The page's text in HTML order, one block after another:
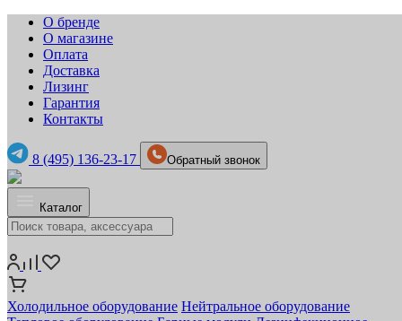
О бренде
О магазине
Оплата
Доставка
Лизинг
Гарантия
Контакты
8 (495) 136-23-17 Обратный звонок
Каталог
Холодильное оборудование Нейтральное оборудование